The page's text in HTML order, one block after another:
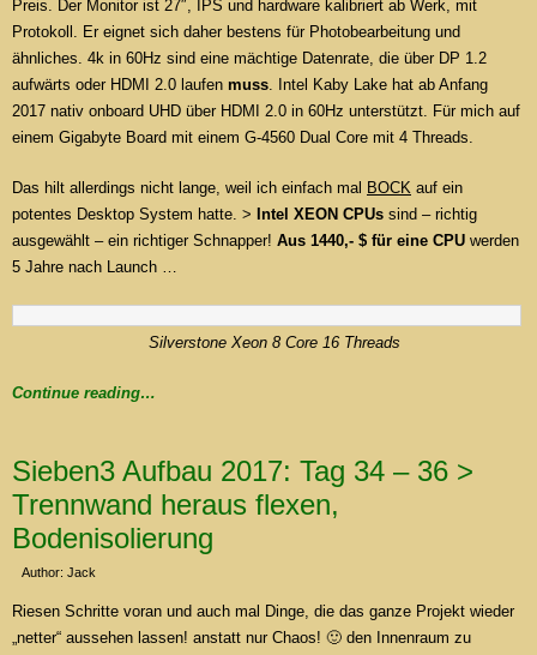
Preis. Der Monitor ist 27″, IPS und hardware kalibriert ab Werk, mit
Protokoll. Er eignet sich daher bestens für Photobearbeitung und
ähnliches. 4k in 60Hz sind eine mächtige Datenrate, die über DP 1.2
aufwärts oder HDMI 2.0 laufen muss. Intel Kaby Lake hat ab Anfang
2017 nativ onboard UHD über HDMI 2.0 in 60Hz unterstützt. Für mich auf
einem Gigabyte Board mit einem G-4560 Dual Core mit 4 Threads.
Das hilt allerdings nicht lange, weil ich einfach mal BOCK auf ein
potentes Desktop System hatte. > Intel XEON CPUs sind – richtig
ausgewählt – ein richtiger Schnapper! Aus 1440,- $ für eine CPU werden
5 Jahre nach Launch …
Silverstone Xeon 8 Core 16 Threads
Continue reading…
Sieben3 Aufbau 2017: Tag 34 – 36 >
Trennwand heraus flexen,
Bodenisolierung
Author: Jack
Riesen Schritte voran und auch mal Dinge, die das ganze Projekt wieder
„netter“ aussehen lassen! anstatt nur Chaos! 🙂 den Innenraum zu